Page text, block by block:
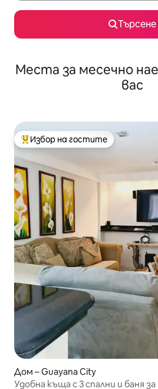
Търсене
Места за месечно
вас
Най-популярен избор на гостите
Избор на гостите
Дом – Guayana City
Удобна къща с 3 спални и баня